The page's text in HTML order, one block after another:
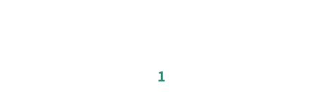
1